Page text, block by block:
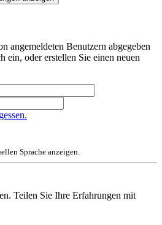
angemeldeten Benutzern abgegeben
ein, oder erstellen Sie einen neuen
Sprache anzeigen.
Teilen Sie Ihre Erfahrungen mit